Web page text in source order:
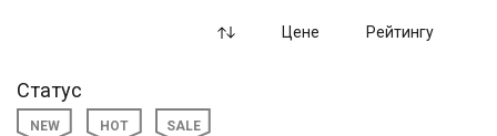
Цене Рейтингу
Статус
NEW HOT SALE